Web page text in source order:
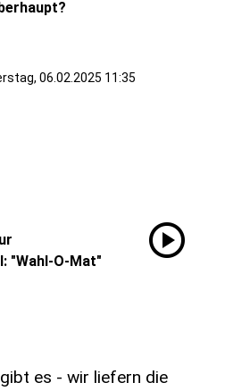
06.02.2025 11:35
"Wahl-O-Mat"
play_circle
es - wir liefern die